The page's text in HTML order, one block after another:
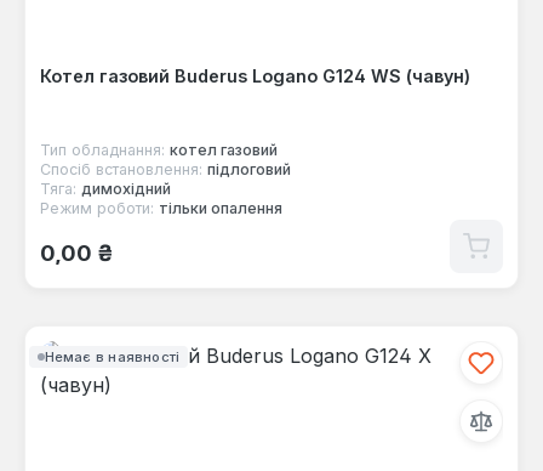
Котел газовий Buderus Logano G124 WS (чавун)
Тип обладнання: котел газовий
Спосіб встановлення: підлоговий
Тяга: димохідний
Режим роботи: тільки опалення
Звичайна ціна:
0,00 ₴
Немає в наявності